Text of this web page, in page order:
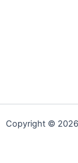
Copyright ©